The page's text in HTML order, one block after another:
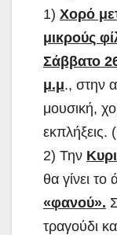
1) Χορό
μικρούς
Σάββατο
μ.μ., στην
μουσική,
εκπλήξεις.
2) Την
θα γίνει
«φανού».
τραγούδι